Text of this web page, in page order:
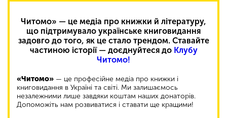
Читомо» — це медіа про книжки й літературу,
що підтримувало українське книговидання
задовго до того, як це стало трендом. Ставайте
частиною історії — доєднуйтеся до Клубу
Читомо!
«Читомо» — це професійне медіа про книжки і
книговидання в Україні та світі. Ми залишаємось
незалежними лише завдяки коштам наших донаторів.
Допоможіть нам розвиватися і ставати ще кращими!